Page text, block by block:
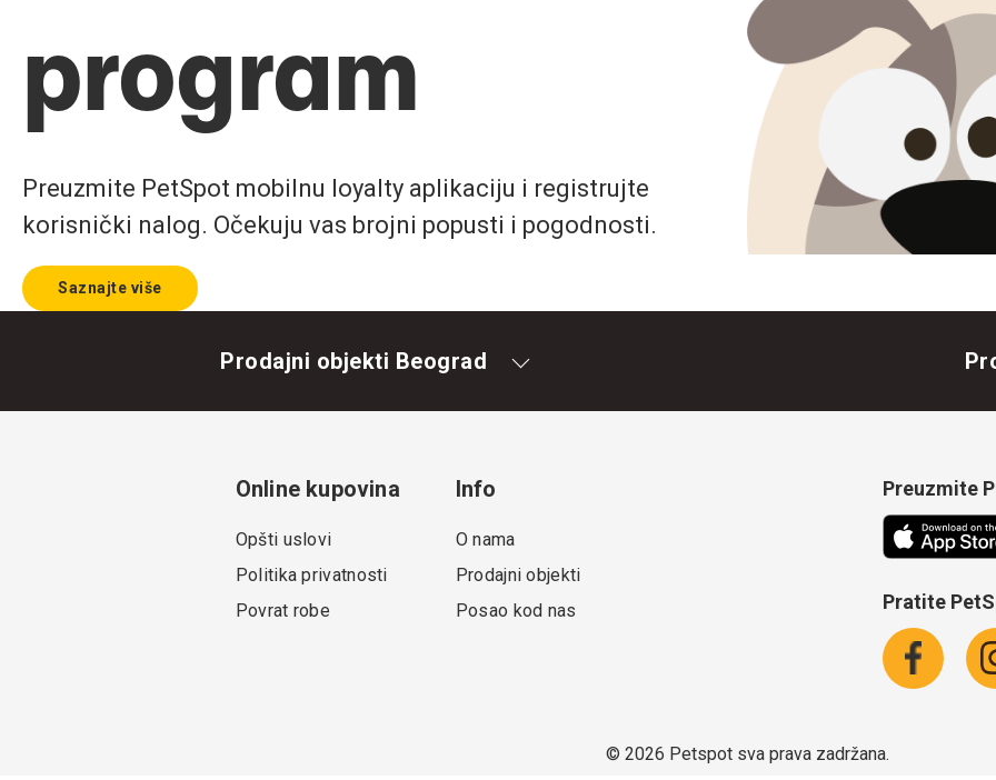
program
Preuzmite PetSpot mobilnu loyalty aplikaciju i registrujte
korisnički nalog. Očekuju vas brojni popusti i pogodnosti.
Saznajte više
Prodajni objekti Beograd
Online kupovina
Opšti uslovi
Politika privatnosti
Povrat robe
Info
O nama
Prodajni objekti
Posao kod nas
Preuzmite
Pratite
© 2026 Petspot sva prava zadržana.